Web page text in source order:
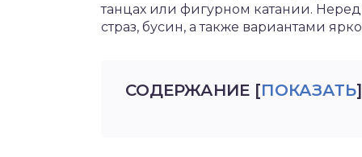
танцах или фигурном катании.
страз, бусин, а также вариантами
СОДЕРЖАНИЕ [ПОКАЗАТЬ]